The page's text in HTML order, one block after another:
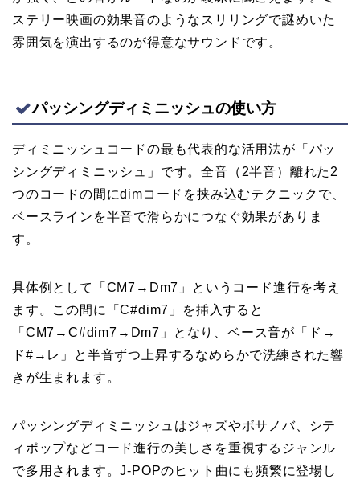
ステリー映画の効果音のようなスリリングで謎めいた
雰囲気を演出するのが得意なサウンドです。
パッシングディミニッシュの使い方
ディミニッシュコードの最も代表的な活用法が「パッ
シングディミニッシュ」です。全音（2半音）離れた2
つのコードの間にdimコードを挟み込むテクニックで、
ベースラインを半音で滑らかにつなぐ効果がありま
す。
具体例として「CM7→Dm7」というコード進行を考え
ます。この間に「C#dim7」を挿入すると
「CM7→C#dim7→Dm7」となり、ベース音が「ド→
ド#→レ」と半音ずつ上昇するなめらかで洗練された響
きが生まれます。
パッシングディミニッシュはジャズやボサノバ、シテ
ィポップなどコード進行の美しさを重視するジャンル
で多用されます。J-POPのヒット曲にも頻繁に登場し